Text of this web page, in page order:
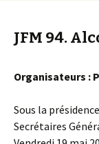
JFM 94.
Organisateurs :
Sous la
Secrétaires